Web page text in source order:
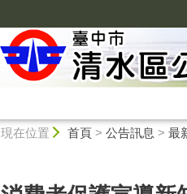
現在位置 首頁> 公告訊息 > 最